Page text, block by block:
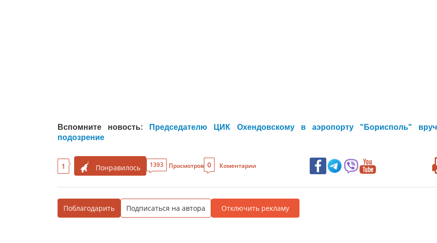
Вспомните новость:
Председателю ЦИК Охендовскому в аэропорту "Борисполь"
подозрение
1 Понравилось 1393 Просмотров 0 Коментарии
Поблагодарить Подписаться на автора Отключить рекламу